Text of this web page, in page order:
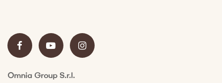
Omnia Group S.r.l.